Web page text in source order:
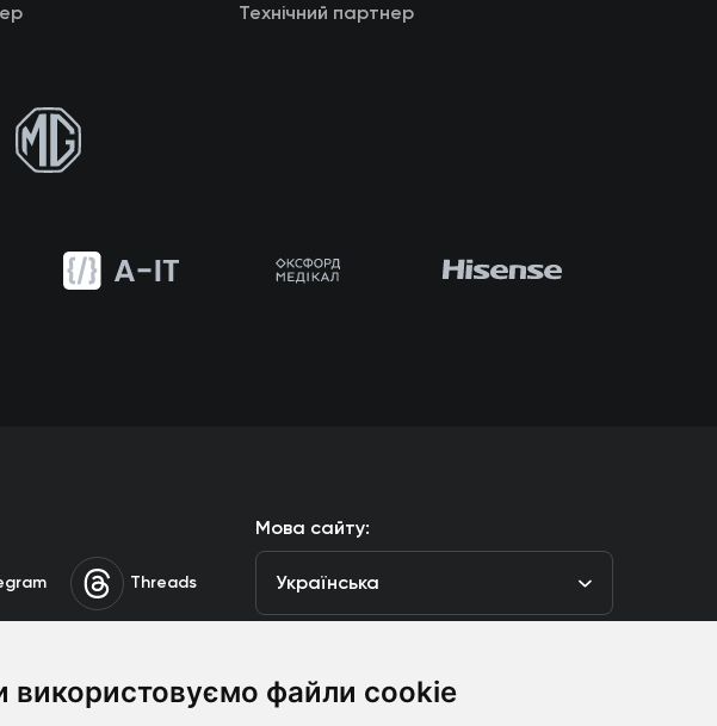
використовуємо файли cookie
Технічний партнер
Threads
Мова сайту:
Українська